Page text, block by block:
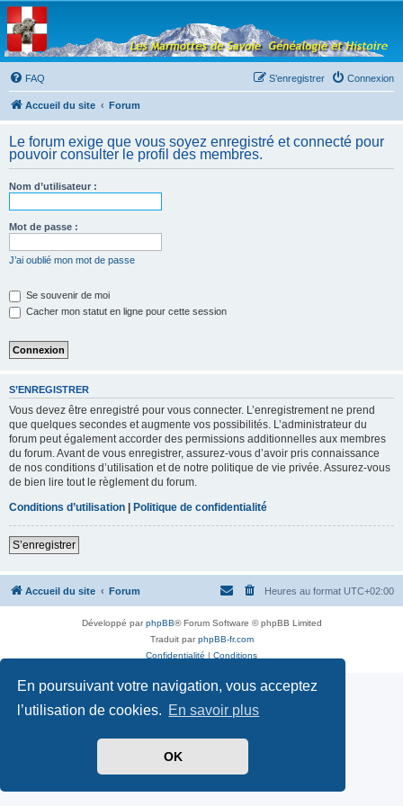
En poursuivant votre navigation, vous acceptez
l’utilisation de cookies. En savoir plus
OK
Les Marmottes de
Savoie
Forum d'entraide généalogique
FAQ
Connexion
S’enregistrer
Accueil du site Forum
Le forum exige que vous soyez enregistré et connecté pour
pouvoir consulter le profil des membres.
Nom d’utilisateur :
Mot de passe :
J’ai oublié mon mot de passe
Se souvenir de moi
Cacher mon statut en ligne pour cette session
S’ENREGISTRER
Vous devez être enregistré pour vous connecter. L’enregistrement ne prend
que quelques secondes et augmente vos possibilités. L’administrateur du
forum peut également accorder des permissions additionnelles aux membres
du forum. Avant de vous enregistrer, assurez-vous d’avoir pris connaissance
de nos conditions d’utilisation et de notre politique de vie privée. Assurez-vous
de bien lire tout le règlement du forum.
Conditions d’utilisation
Politique de confidentialité
S’enregistrer
Accueil du site Forum Heures au format UTC+02:00
Développé parphpBB® Forum Software © phpBB Limited
Traduit parphpBB-fr.com
Confidentialité | Conditions